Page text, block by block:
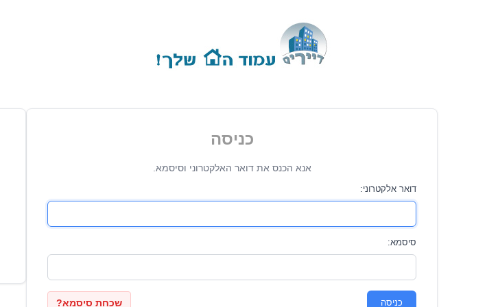
כניסה
אנא הכנס את דואר האלקטרוני וסיסמא.
דואר אלקטרוני:
סיסמא:
כניסה שכחת סיסמא?